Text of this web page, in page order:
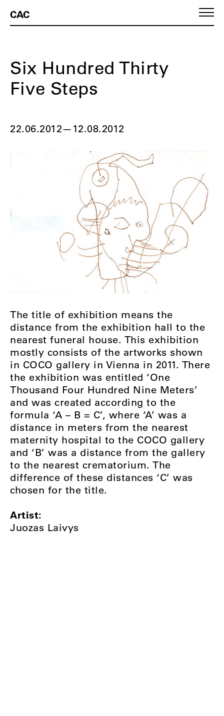
CAC
Six Hundred Thirty
Five Steps
22.06.2012— 12.08.2012
The title of exhibition means the
distance from the exhibition hall to the
nearest funeral house. This exhibition
mostly consists of the artworks shown
in COCO gallery in Vienna in 2011. There
the exhibition was entitled ‘One
Thousand Four Hundred Nine Meters’
and was created according to the
formula ‘A – B = C’, where ‘A’ was a
distance in meters from the nearest
maternity hospital to the COCO gallery
and ‘B’ was a distance from the gallery
to the nearest crematorium. The
difference of these distances ‘C’ was
chosen for the title.
Artist:
Juozas Laivys